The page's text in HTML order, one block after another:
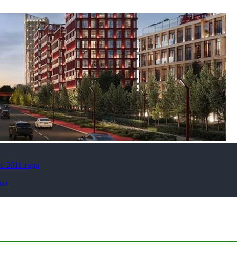
2011 года